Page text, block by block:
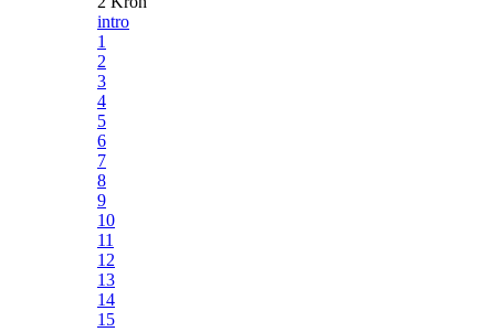
intro
1
2
3
4
5
6
7
8
9
10
11
12
13
14
15